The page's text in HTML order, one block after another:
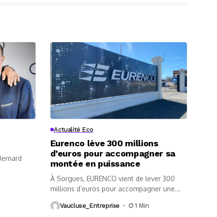
Actualité Eco
Eurenco lève 300 millions
d’euros pour accompagner sa
montée en puissance
À Sorgues, EURENCO vient de lever 300
millions d’euros pour accompagner une...
Vaucluse_Entreprise 1 Min